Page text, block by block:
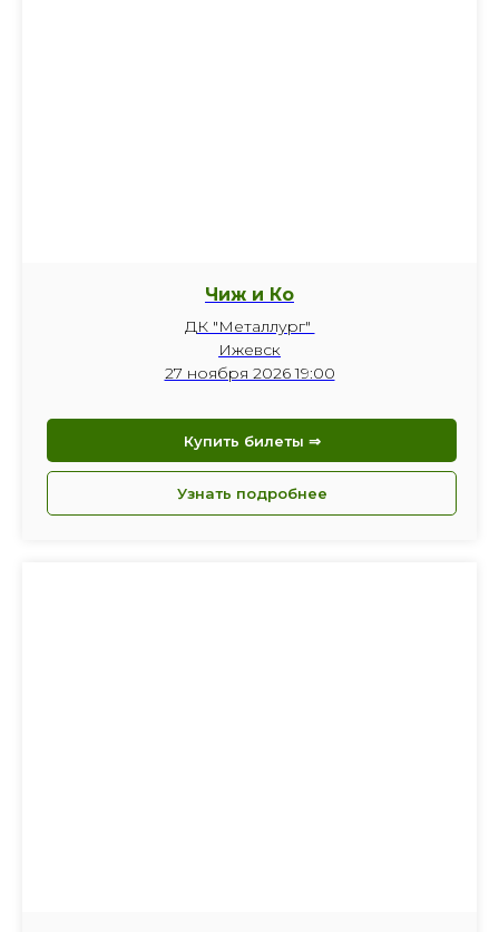
Чиж и Ко
ДК "Металлург"
Ижевск
27 ноября 2026 19:00
Купить билеты ⇒
Узнать подробнее